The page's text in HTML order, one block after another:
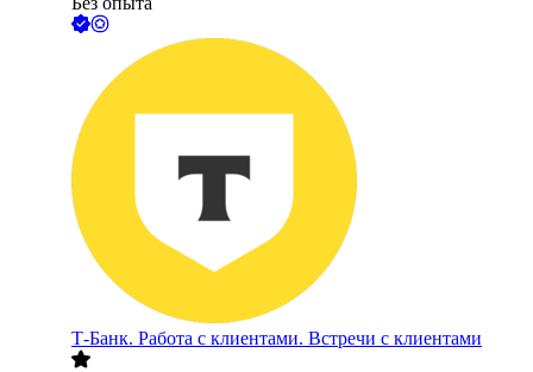
Т-Банк. Работа с клиентами. Встречи с клиентами